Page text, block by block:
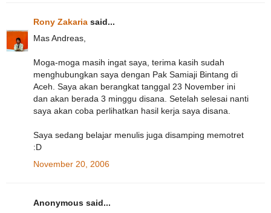
Rony Zakaria said...
Mas Andreas,
Moga-moga masih ingat saya, terima kasih sudah
menghubungkan saya dengan Pak Samiaji Bintang di
Aceh. Saya akan berangkat tanggal 23 November ini
dan akan berada 3 minggu disana. Setelah selesai nanti
saya akan coba perlihatkan hasil kerja saya disana.
Saya sedang belajar menulis juga disamping memotret
:D
November 20, 2006
Anonymous said...